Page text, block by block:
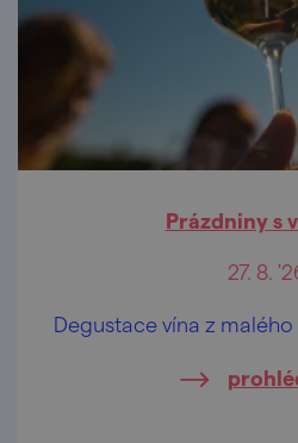
Prázdniny s
27. 8.
Degustace vína z